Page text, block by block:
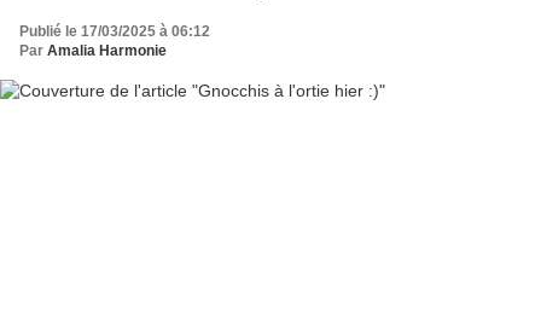
Publié le 17/03/2025 à 06:12
Par Amalia Harmonie